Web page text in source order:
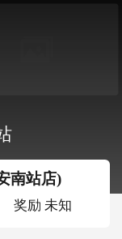
南站店)
奖励 未知